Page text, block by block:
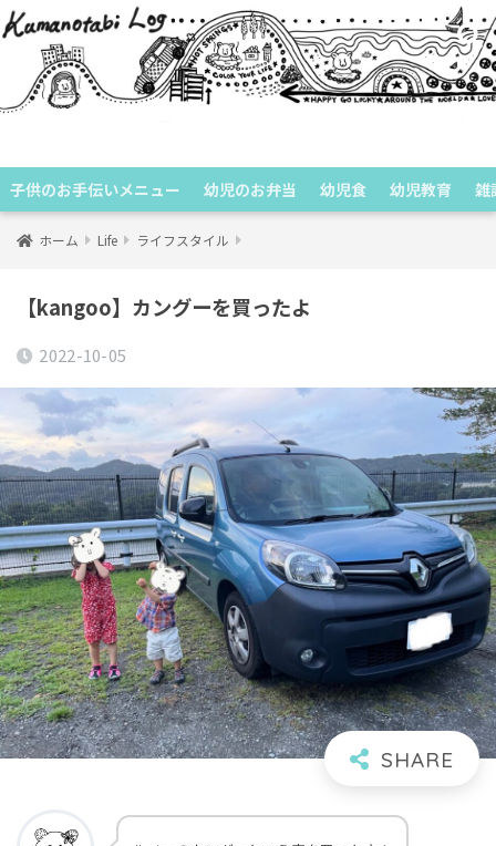
子供のお手伝いメニュー 幼児のお弁当 幼児食 幼児教育 雑
ホーム Life ライフスタイル
【kangoo】カングーを買ったよ
2022-10-05